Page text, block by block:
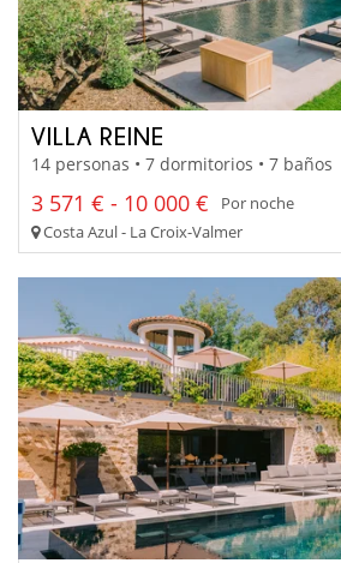
VILLA REINE
14 personas • 7 dormitorios • 7 baños
3 571 € - 10 000 €
Por noche
Costa Azul - La Croix-Valmer